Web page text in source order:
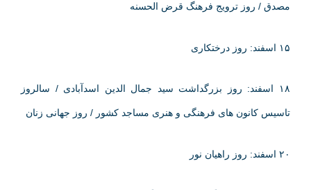
مصدق / روز ترویج فرهنگ قرض الحسنه
۱۵ اسفند: روز درختکاری
۱۸ اسفند: روز بزرگداشت سید جمال الدین اسدآبادی / سالروز
تاسیس کانون های فرهنگی و هنری مساجد کشور / روز جهانی زنان
۲۰ اسفند: روز راهیان نور